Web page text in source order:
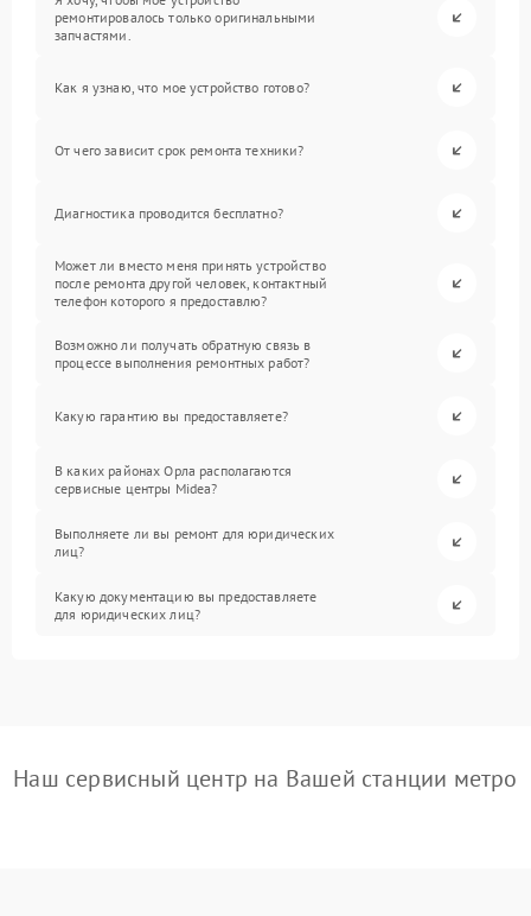
ремонтировалось только оригинальными
запчастями.
Как я узнаю, что мое устройство готово?
От чего зависит срок ремонта техники?
Диагностика проводится бесплатно?
Может ли вместо меня принять устройство
после ремонта другой человек, контактный
телефон которого я предоставлю?
Возможно ли получать обратную связь в
процессе выполнения ремонтных работ?
Какую гарантию вы предоставляете?
В каких районах Орла располагаются
сервисные центры Midea?
Выполняете ли вы ремонт для юридических
лиц?
Какую документацию вы предоставляете
для юридических лиц?
Наш сервисный центр на Вашей станции метро